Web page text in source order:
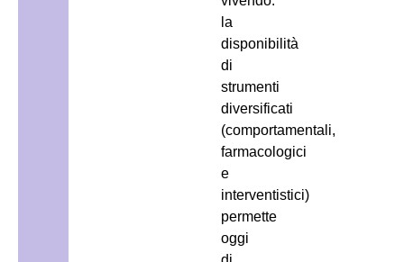
la
disponibilità
di
strumenti
diversificati
(comportamentali,
farmacologici
e
interventistici)
permette
oggi